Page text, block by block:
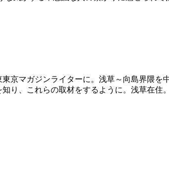
京マガジンライターに。浅草～向島界隈を
り、これらの取材をするように。浅草在住。